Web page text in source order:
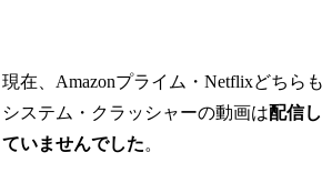
現在、Amazonプライム・Netflixどちらも
システム・クラッシャーの動画は配信し
ていませんでした。